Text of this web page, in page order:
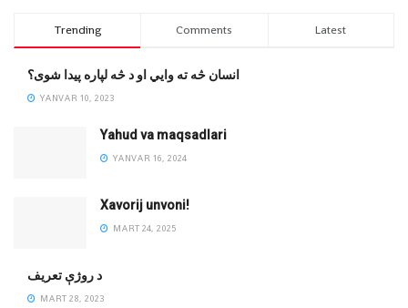
Trending Comments Latest
انسان څه ته وایي او د څه لپاره پیدا شوی؟
YANVAR 10, 2023
Yahud va maqsadlari
YANVAR 16, 2024
Xavorij unvoni!
MART 24, 2025
‌د روژې تعریف
MART 28, 2023